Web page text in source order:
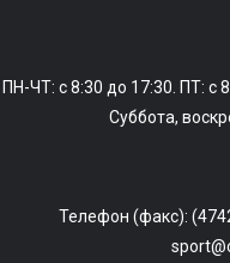
ПН-ЧТ: с 8:30 до 17:30. ПТ: с
Суббота,
Телефон (факс):